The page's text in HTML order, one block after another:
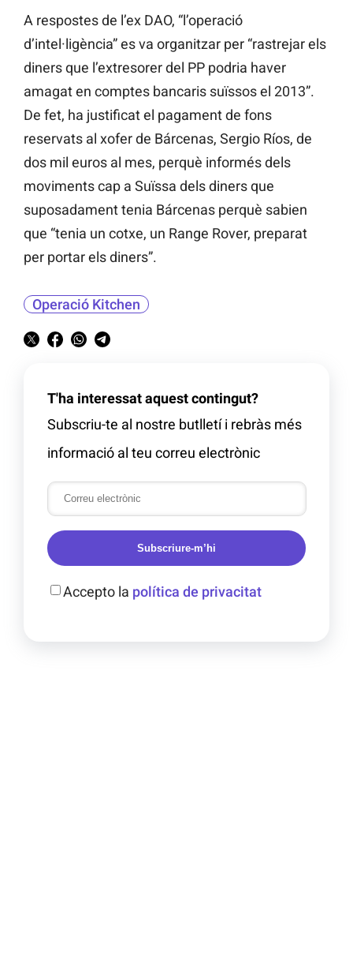
A respostes de l’ex DAO, “l’operació
d’intel·ligència” es va organitzar per “rastrejar els
diners que l’extresorer del PP podria haver
amagat en comptes bancaris suïssos el 2013”.
De fet, ha justificat el pagament de fons
reservats al xofer de Bárcenas, Sergio Ríos, de
dos mil euros al mes, perquè informés dels
moviments cap a Suïssa dels diners que
suposadament tenia Bárcenas perquè sabien
que “tenia un cotxe, un Range Rover, preparat
per portar els diners”.
Operació Kitchen
T'ha interessat aquest contingut?
Subscriu-te al nostre butlletí i rebràs més
informació al teu correu electrònic
Subscriure-m’hi
Accepto la política de privacitat